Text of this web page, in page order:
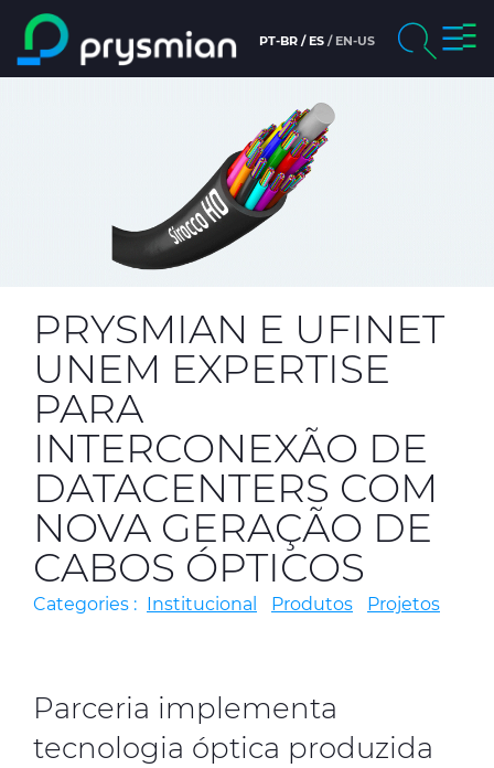
Main content
PT-BR ES EN-US
Products
News & Media
Sustainability
Ethics & Integrity
Certificates
Contact Us
PRYSMIAN E UFINET
UNEM EXPERTISE
PARA
INTERCONEXÃO DE
DATACENTERS COM
NOVA GERAÇÃO DE
CABOS ÓPTICOS
Categories : Institucional Produtos Projetos
Parceria implementa
tecnologia óptica produzida